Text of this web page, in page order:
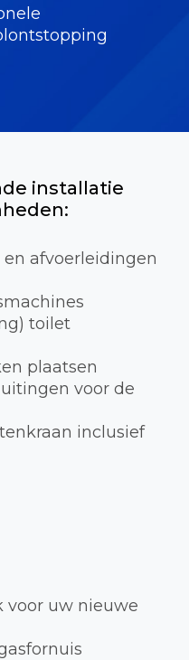
installatie
afvoerleidingen
toilet
plaatsen
voor de
inclusief
voor uw nieuwe